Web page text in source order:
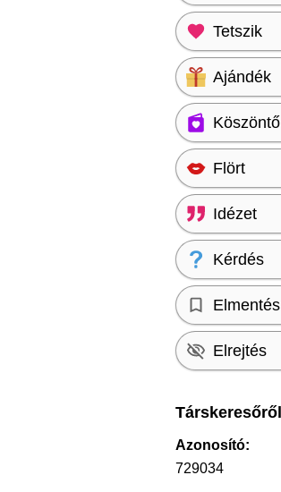
Tetszik
Ajándék
Köszöntő
Flört
Idézet
Kérdés
Elmentés
Elrejtés
Társkeresőről
Azonosító:
729034